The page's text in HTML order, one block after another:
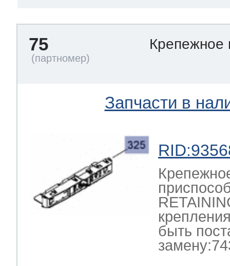
75 Крепежное
Запчасти в
быть